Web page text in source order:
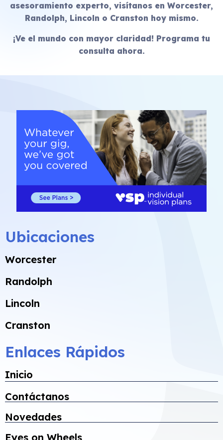
asesoramiento experto, visítanos en Worcester,
Randolph, Lincoln o Cranston hoy mismo.
¡Ve el mundo con mayor claridad! Programa tu
consulta ahora.
Ubicaciones
Worcester
Randolph
Lincoln
Cranston
Enlaces Rápidos
Inicio
Contáctanos
Novedades
Eyes on Wheels